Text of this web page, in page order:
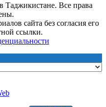
Таджикистане. Все права
сайта без согласия его
ссылки.